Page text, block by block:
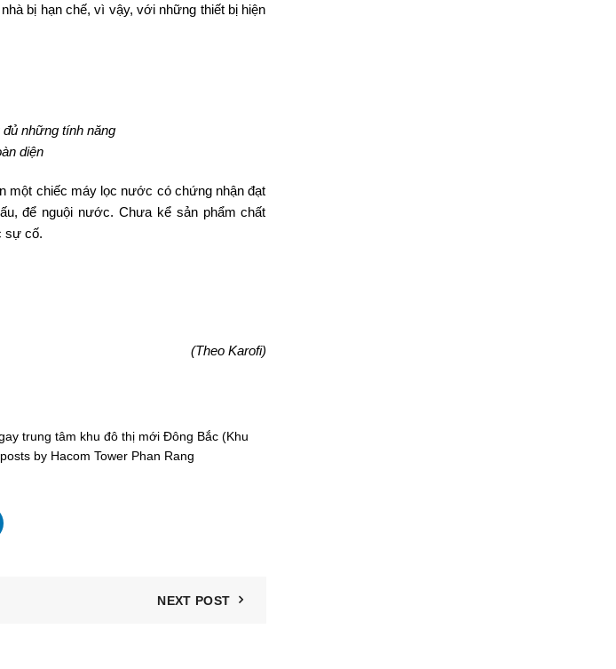
bị hạn chế, vì vậy, với những thiết bị hiện
những tính năng
diện
một chiếc máy lọc nước có chứng nhận đạt
để nguội nước. Chưa kể sản phẩm chất
sự cố.
(Theo Karofi)
trung tâm khu đô thị mới Đông Bắc (Khu
by Hacom Tower Phan Rang
NEXT POST